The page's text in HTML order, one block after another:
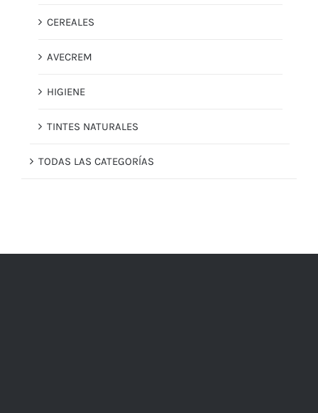
CEREALES
AVECREM
HIGIENE
TINTES NATURALES
TODAS LAS CATEGORÍAS